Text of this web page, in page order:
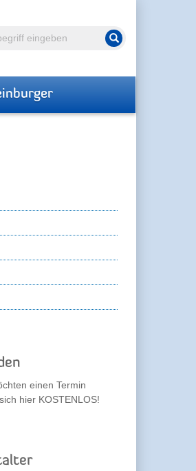
Suche starten
einen Termin
hier KOSTENLOS!